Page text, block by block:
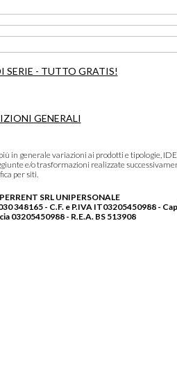
SERIE - TUTTO GRATIS!
GENERALI
in generale variazioni ai prodotti e tipologie,
e/o trasformazioni realizzate
per siti.
SRL UNIPERSONALE
348165 - C.F. e P.IVA IT03205450988 -
03205450988 - R.E.A. BS 513908